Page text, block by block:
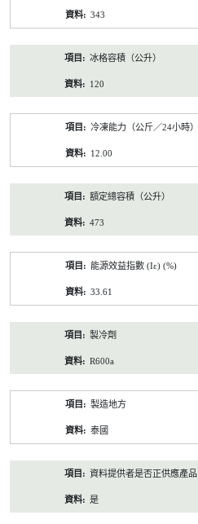
343
冰格容積（公升）
120
冷凍能力（公斤／24小時）
12.00
額定總容積（公升）
473
能源效益指數 (Iε) (%)
33.61
製冷劑
R600a
製造地方
泰國
資料提供者是否正供應產品
是